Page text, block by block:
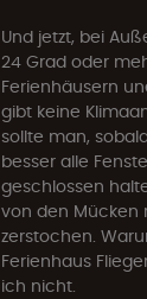
Und jetzt, bei
24 Grad oder
Ferienhäusern
gibt keine
sollte man,
besser alle
geschlossen
von den Mücken
zerstochen.
Ferienhaus
ich nicht.